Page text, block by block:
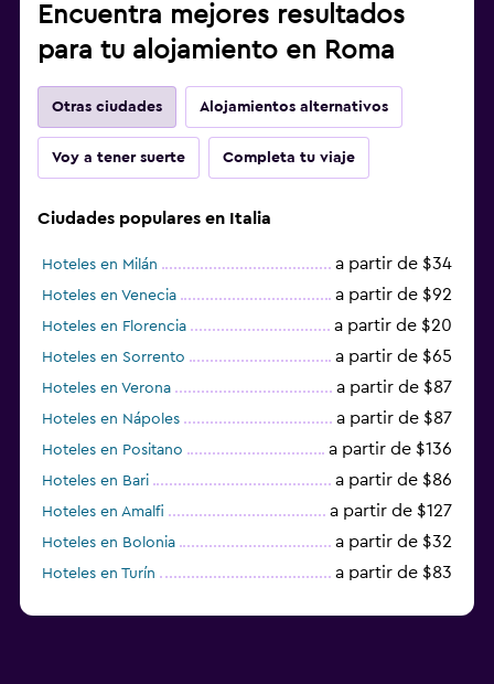
Encuentra mejores resultados
para tu alojamiento en Roma
Otras ciudades Alojamientos alternativos
Voy a tener suerte Completa tu viaje
Ciudades populares en Italia
Hoteles en Milán a partir de $34
Hoteles en Venecia a partir de $92
Hoteles en Florencia a partir de $20
Hoteles en Sorrento a partir de $65
Hoteles en Verona a partir de $87
Hoteles en Nápoles a partir de $87
Hoteles en Positano a partir de $136
Hoteles en Bari a partir de $86
Hoteles en Amalfi a partir de $127
Hoteles en Bolonia a partir de $32
Hoteles en Turín a partir de $83